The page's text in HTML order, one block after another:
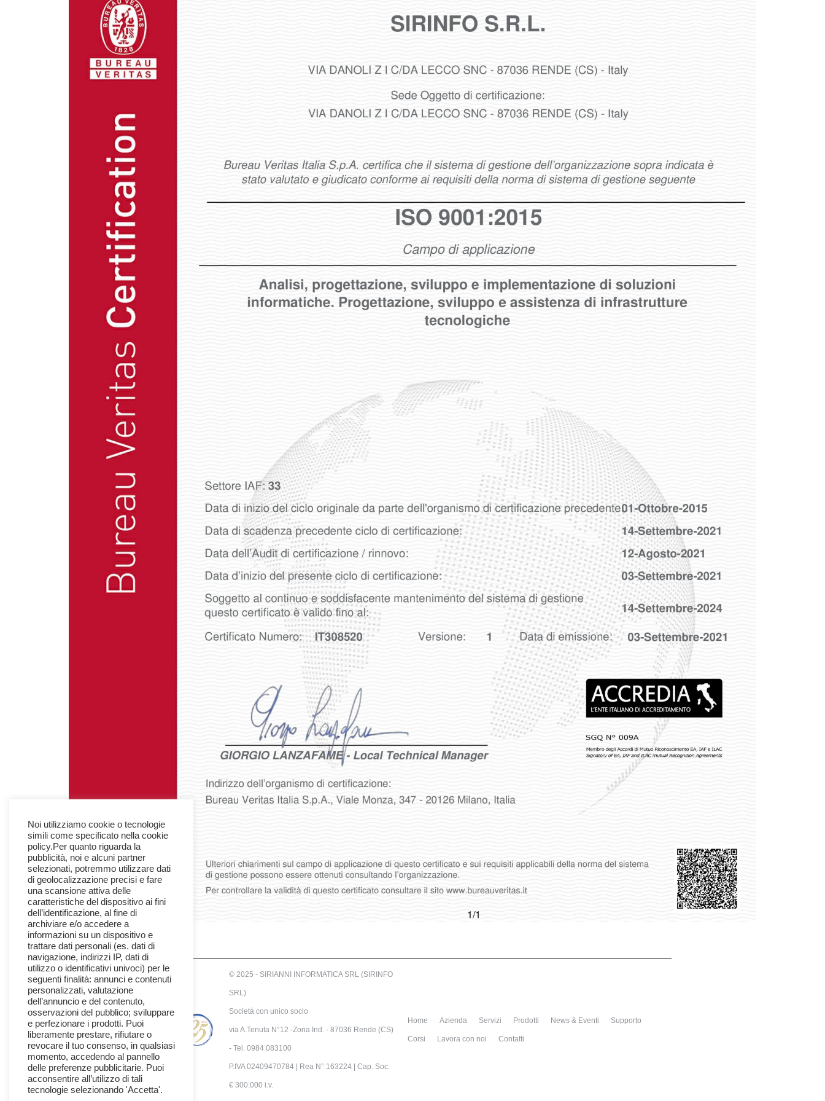
© 2025 - SIRIANNI INFORMATICA SRL (SIRINFO
SRL)
Società con unico socio
via A.Tenuta N°12 -Zona Ind. - 87036 Rende (CS)
- Tel. 0984 083100
P.IVA 02409470784 | Rea N° 163224 | Cap. Soc.
€ 300.000 i.v.
Home Azienda Servizi Prodotti News & Eventi Supporto
Corsi Lavora con noi Contatti
Noi utilizziamo cookie o tecnologie
simili come specificato nella cookie
policy.Per quanto riguarda la
pubblicità, noi e alcuni partner
selezionati, potremmo utilizzare dati
di geolocalizzazione precisi e fare
una scansione attiva delle
caratteristiche del dispositivo ai fini
dell’identificazione, al fine di
archiviare e/o accedere a
informazioni su un dispositivo e
trattare dati personali (es. dati di
navigazione, indirizzi IP, dati di
utilizzo o identificativi univoci) per le
seguenti finalità: annunci e contenuti
personalizzati, valutazione
dell’annuncio e del contenuto,
osservazioni del pubblico; sviluppare
e perfezionare i prodotti. Puoi
liberamente prestare, rifiutare o
revocare il tuo consenso, in qualsiasi
momento, accedendo al pannello
delle preferenze pubblicitarie. Puoi
acconsentire all’utilizzo di tali
tecnologie selezionando 'Accetta'.